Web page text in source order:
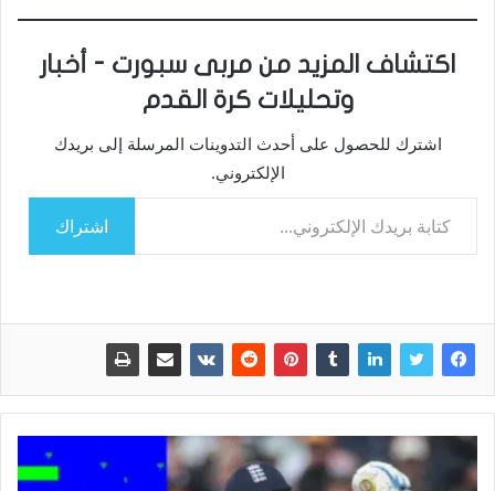
اكتشاف المزيد من مربى سبورت - أخبار
وتحليلات كرة القدم
اشترك للحصول على أحدث التدوينات المرسلة إلى بريدك
الإلكتروني.
كتابة بريدك الإلكتروني...
اشتراك